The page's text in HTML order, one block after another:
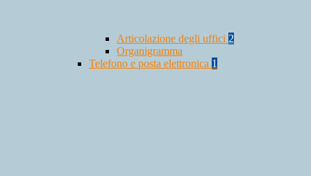
Articolazione degli uffici 2
Organigramma
Telefono e posta elettronica 1